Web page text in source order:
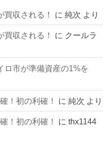
収される！ に純次 より
収される！ に クールラ
ロ市が準備資産の1%を
！初の利確！ に純次 より
！初の利確！ にthx1144